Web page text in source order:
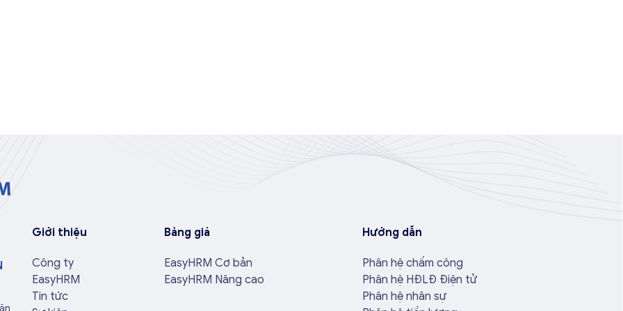
Giới thiệu
Công ty
EasyHRM
Tin tức
Bảng giá
EasyHRM Cơ bản
EasyHRM Nâng cao
Hướng dẫn
Phân hệ chấm công
Phân hệ HĐLĐ Điện tử
Phân hệ nhân sự